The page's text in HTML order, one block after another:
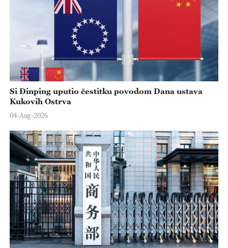
Si Đinping uputio čestitku povodom Dana ustava
Kukovih Ostrva
04-Aug-2026